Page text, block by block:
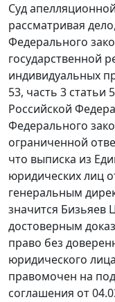
Суд
рассматривая
Федерального
государственной
индивидуальных
53, часть 3 статьи
Российской
Федерального
ограниченной
что выписка из
юридических лиц
генеральным
значится Бизьяев
достоверным
право без
юридического
правомочен на
соглашения от